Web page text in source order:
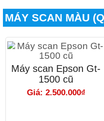
MÁY SCAN MÀU
Máy scan Epson Gt-
1500 cũ
Giá: 2.500.000₫